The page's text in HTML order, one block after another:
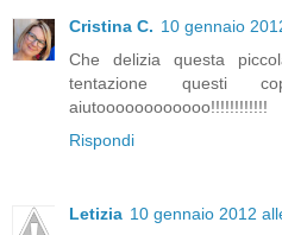
Cristina C. 10 gennaio
Che delizia questa
tentazione questi
aiutoooooooooooo!!!!!!!!!!!!
Rispondi
Letizia 10 gennaio 2012